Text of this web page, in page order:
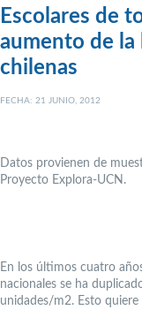
Escolares de
aumento de la
chilenas
FECHA: 21 JUNIO, 2012
Datos provienen de
Proyecto Explora-UCN.
En los últimos cuatro
nacionales se ha
unidades/m2. Esto